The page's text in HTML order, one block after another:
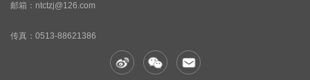
邮箱：ntctzj@126.com
传真： 0513-88621386